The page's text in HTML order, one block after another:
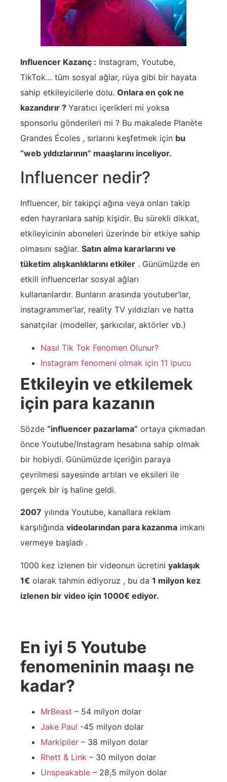
Influencer Kazanç : Instagram, Youtube,
TikTok… tüm sosyal ağlar, rüya gibi bir hayata
sahip etkileyicilerle dolu. Onlara en çok ne
kazandırır ? Yaratıcı içerikleri mi yoksa
sponsorlu gönderileri mi ? Bu makalede Planète
Grandes Écoles , sırlarını keşfetmek için bu
“web yıldızlarının” maaşlarını inceliyor.
Influencer nedir?
Influencer, bir takipçi ağına veya onları takip
eden hayranlara sahip kişidir. Bu sürekli dikkat,
etkileyicinin aboneleri üzerinde bir etkiye sahip
olmasını sağlar. Satın alma kararlarını ve
tüketim alışkanlıklarını etkiler . Günümüzde en
etkili influencerlar sosyal ağları
kullananlardır. Bunların arasında youtuber’lar,
instagrammer’lar, reality TV yıldızları ve hatta
sanatçılar (modeller, şarkıcılar, aktörler vb.)
Nasıl Tik Tok Fenomen Olunur?
Instagram fenomeni olmak için 11 ipucu
Etkileyin ve etkilemek
için para kazanın
Sözde “influencer pazarlama” ortaya çıkmadan
önce Youtube/Instagram hesabına sahip olmak
bir hobiydi. Günümüzde içeriğin paraya
çevrilmesi sayesinde artıları ve eksileri ile
gerçek bir iş haline geldi.
2007 yılında Youtube, kanallara reklam
karşılığında videolarından para kazanma imkanı
vermeye başladı .
1000 kez izlenen bir videonun ücretini yaklaşık
1€ olarak tahmin ediyoruz , bu da 1 milyon kez
izlenen bir video için 1000€ ediyor.
En iyi 5 Youtube
fenomeninin maaşı ne
kadar?
MrBeast – 54 milyon dolar
Jake Paul -45 milyon dolar
Markiplier – 38 milyon dolar
Rhett & Link – 30 milyon dolar
Unspeakable – 28,5 milyon dolar